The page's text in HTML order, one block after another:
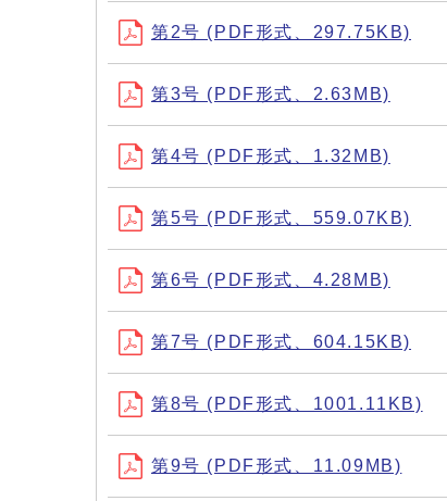
第2号 (PDF形式、297.75KB)
第3号 (PDF形式、2.63MB)
第4号 (PDF形式、1.32MB)
第5号 (PDF形式、559.07KB)
第6号 (PDF形式、4.28MB)
第7号 (PDF形式、604.15KB)
第8号 (PDF形式、1001.11KB)
第9号 (PDF形式、11.09MB)